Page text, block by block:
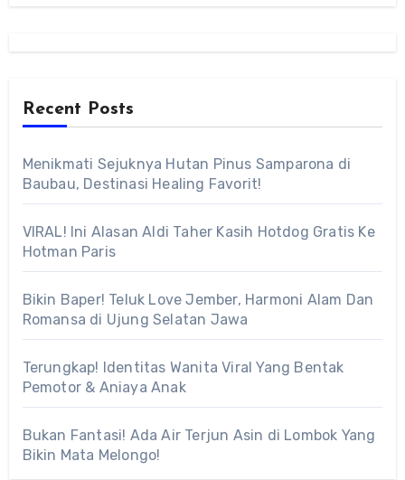
Recent Posts
Menikmati Sejuknya Hutan Pinus Samparona di
Baubau, Destinasi Healing Favorit!
VIRAL! Ini Alasan Aldi Taher Kasih Hotdog Gratis Ke
Hotman Paris
Bikin Baper! Teluk Love Jember, Harmoni Alam Dan
Romansa di Ujung Selatan Jawa
Terungkap! Identitas Wanita Viral Yang Bentak
Pemotor & Aniaya Anak
Bukan Fantasi! Ada Air Terjun Asin di Lombok Yang
Bikin Mata Melongo!